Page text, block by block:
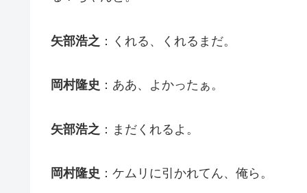
矢部浩之 ：くれる、くれるまだ。
岡村隆史 ：ああ、よかったぁ。
矢部浩之 ：まだくれるよ。
岡村隆史 ：ケムリに引かれてん、俺ら。